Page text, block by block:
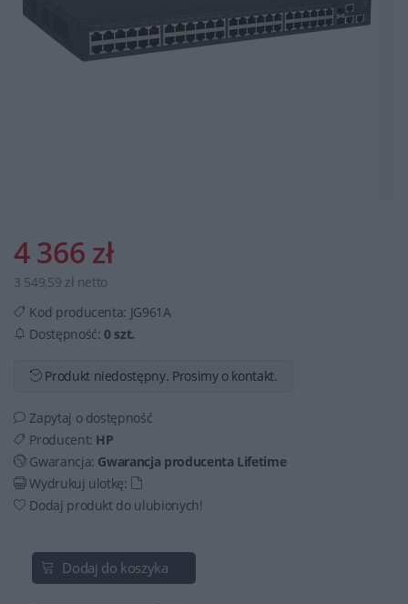
4 366 zł
3 549,59 zł netto
Kod producenta: JG961A
Dostępność:0 szt.
Produkt niedostępny. Prosimy o kontakt.
Zapytaj o dostępność
Producent: HP
Gwarancja: Gwarancja producenta Lifetime
Wydrukuj ulotkę:
Dodaj produkt do ulubionych!
Dodaj do koszyka